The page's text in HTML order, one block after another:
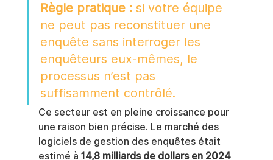
Règle pratique : si votre équipe
ne peut pas reconstituer une
enquête sans interroger les
enquêteurs eux-mêmes, le
processus n’est pas
suffisamment contrôlé.
Ce secteur est en pleine croissance pour
une raison bien précise. Le marché des
logiciels de gestion des enquêtes était
estimé à 14,8 milliards de dollars en 2024